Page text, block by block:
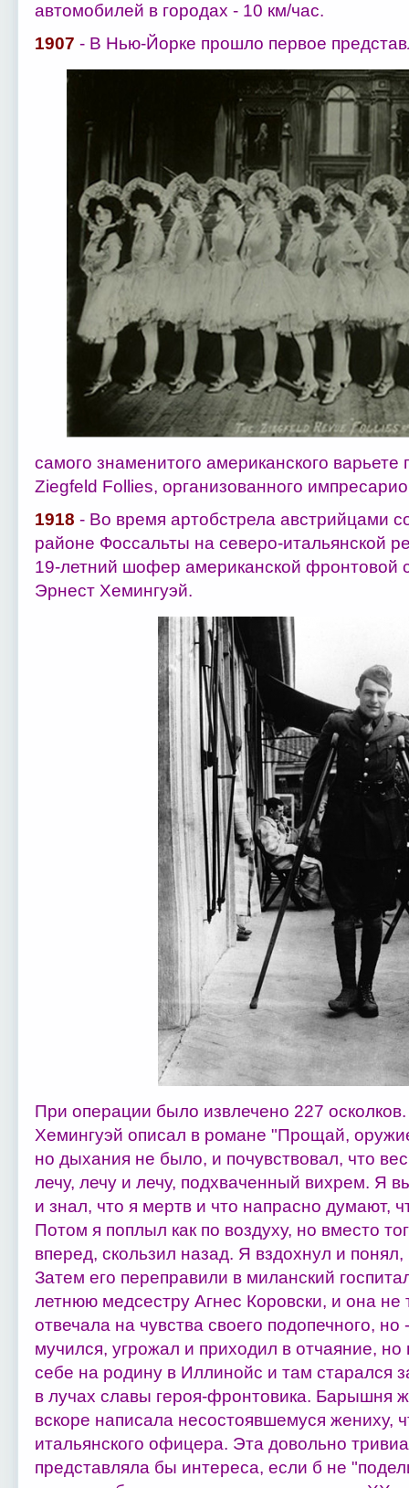
автомобилей в городах - 10 км/час.
1907 - В Нью-Йорке прошло первое
самого знаменитого американского
Ziegfeld Follies, организованного
1918 - Во время артобстрела австрийцами
районе Фоссальты на северо-итальянской
19-летний шофер американской фронтовой
Эрнест Хемингуэй.
При операции было извлечено 227
Хемингуэй описал в романе "Прощай,
но дыхания не было, и почувствовал, что
лечу, лечу и лечу, подхваченный вихрем. Я
и знал, что я мертв и что напрасно думают,
Потом я поплыл как по воздуху, но вместо
вперед, скользил назад. Я вздохнул и
Затем его переправили в миланский
летнюю медсестру Агнес Коровски, и она не
отвечала на чувства своего подопечного, но
мучился, угрожал и приходил в отчаяние, но
себе на родину в Иллинойс и там старался
в лучах славы героя-фронтовика. Барышня
вскоре написала несостоявшемуся жениху,
итальянского офицера. Эта довольно
представляла бы интереса, если б не